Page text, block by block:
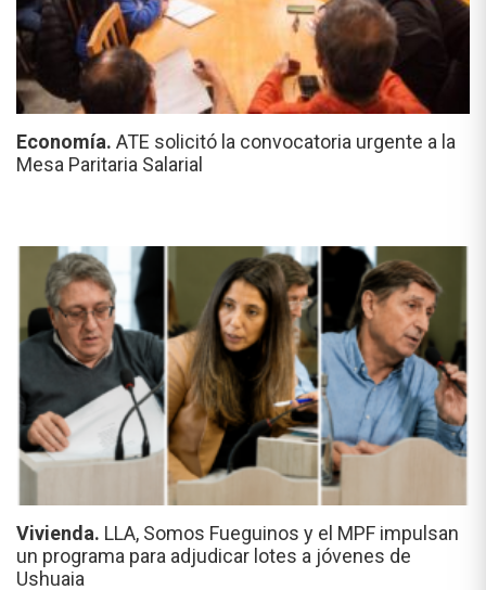
Economía. ATE solicitó la convocatoria urgente a la
Mesa Paritaria Salarial
Vivienda. LLA, Somos Fueguinos y el MPF impulsan
un programa para adjudicar lotes a jóvenes de
Ushuaia